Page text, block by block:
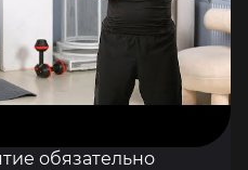
обязательно